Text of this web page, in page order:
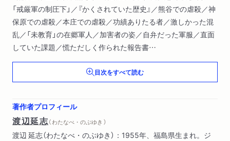
「戒厳軍の制圧下」／『かくされていた歴史』／熊谷での虐殺／神
保原での虐殺／本庄での虐殺／功績ありたる者／激しかった混
乱／「未教育」の在郷軍人／加害者の姿／自弁だった軍服／直面
していた課題／慌ただしく作られた報告書
第二章 横浜で何があったのか
『それは丘の上から始まった』／近郷隈なく暴状を呈し／統率者
「宜しく遣れ」／戒厳部隊司令官の自伝／「殺してもいいという
意識」／横浜管轄の連隊区司令部
目次をすべて読む
著作者プロフィール
渡辺延志（ わたなべ・のぶゆき ）
渡辺 延志（わたなべ・のぶゆき）：1955年、福島県生まれ。ジ